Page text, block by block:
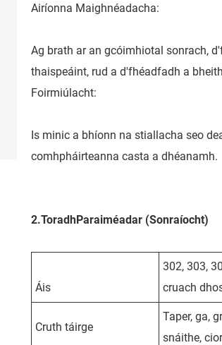
Airíonna Maighnéadacha:
Ag brath ar an gcóimhiotal sonrach,
thaispeáint, rud a d'fhéadfadh a
Foirmiúlacht:
Is minic a bhíonn na stiallacha seo
comhpháirteanna casta a dhéanamh.
2.ToradhParaiméadar (Sonraíocht)
Áis
302, 303,
cruach
Cruth táirge
Taper, ga,
snáithe,